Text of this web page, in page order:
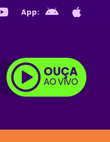
App:
OUÇA
AO VIVO